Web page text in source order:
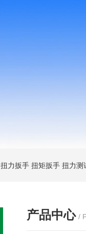
扭力扳手 扭矩扳手 扭力测
产品中心 /